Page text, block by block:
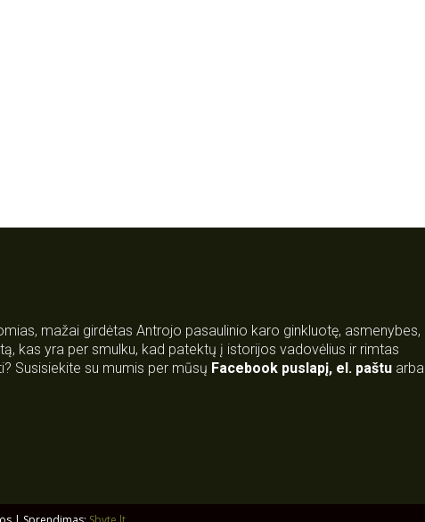
mažai girdėtas Antrojo pasaulinio karo ginkluotę, asmenybes,
kas yra per smulku, kad patektų į istorijos vadovėlius ir rimtas
Susisiekite su mumis per mūsų Facebook puslapį, el. paštu arba